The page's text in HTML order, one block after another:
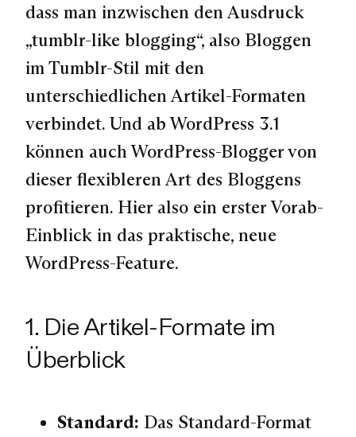
dass man inzwischen den Ausdruck
„tumblr-like blogging“, also Bloggen
im Tumblr-Stil mit den
unterschiedlichen Artikel-Formaten
verbindet. Und ab WordPress 3.1
können auch WordPress-Blogger von
dieser flexibleren Art des Bloggens
profitieren. Hier also ein erster Vorab-
Einblick in das praktische, neue
WordPress-Feature.
1. Die Artikel-Formate im
Überblick
Standard: Das Standard-Format